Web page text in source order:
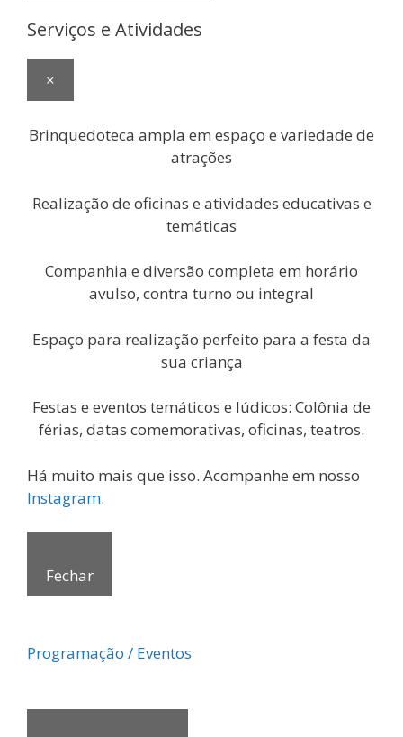
Serviços e Atividades
×
Brinquedoteca ampla em espaço e variedade de
atrações
Realização de oficinas e atividades educativas e
temáticas
Companhia e diversão completa em horário
avulso, contra turno ou integral
Espaço para realização perfeito para a festa da
sua criança
Festas e eventos temáticos e lúdicos: Colônia de
férias, datas comemorativas, oficinas, teatros.
Há muito mais que isso. Acompanhe em nosso
Instagram.
Fechar
Programação / Eventos